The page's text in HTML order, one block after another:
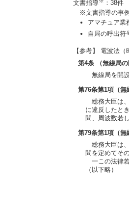
文書指導
：38件
※文書指導の事例
アマチュア業
自局の呼出
【参考】 電波法
第4条 （無線局の
無線局を開
第76条第1項（無
総務大臣は
に違反したと
間、周波数若
第79条第1項（無
総務大臣は
間を定めてそ
一この法律
（以下略）